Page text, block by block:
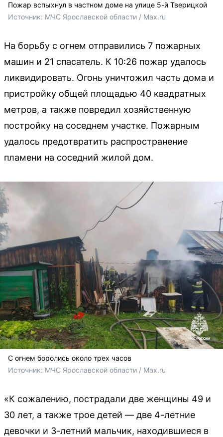
Пожар вспыхнул в частном доме на улице 5-й Тверицкой
Источник: МЧС Ярославской области / Мах.ru
На борьбу с огнем отправились 7 пожарных
машин и 21 спасатель. К 10:26 пожар удалось
ликвидировать. Огонь уничтожил часть дома и
пристройку общей площадью 40 квадратных
метров, а также повредил хозяйственную
постройку на соседнем участке. Пожарным
удалось предотвратить распространение
пламени на соседний жилой дом.
С огнем боролись около трех часов
Источник: МЧС Ярославской области / Мах.ru
«К сожалению, пострадали две женщины 49 и
30 лет, а также трое детей — две 4-летние
девочки и 3-летний мальчик, находившиеся в